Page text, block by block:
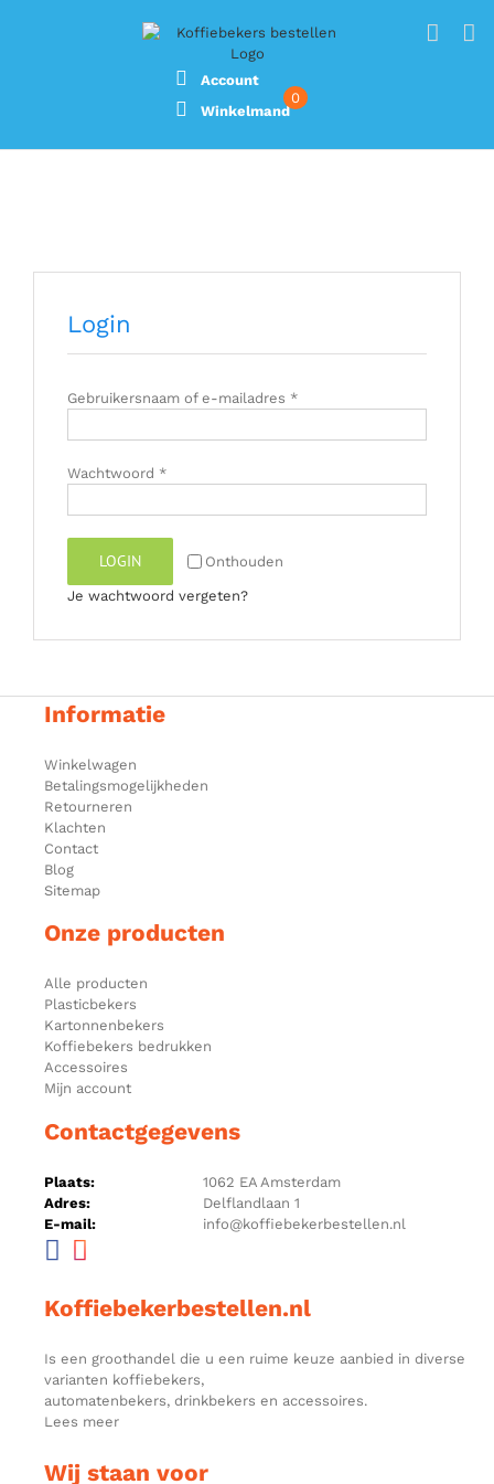
Account
Winkelmand
0
Login
Gebruikersnaam of e-mailadres *Vereist
Wachtwoord *Vereist
Onthouden
LOGIN
Je wachtwoord vergeten?
Informatie
Winkelwagen
Betalingsmogelijkheden
Retourneren
Klachten
Contact
Blog
Sitemap
Onze producten
Alle producten
Plasticbekers
Kartonnenbekers
Koffiebekers bedrukken
Accessoires
Mijn account
Contactgegevens
Plaats:
1062 EA Amsterdam
Adres:
Delflandlaan 1
E-mail:
info@koffiebekerbestellen.nl
Koffiebekerbestellen.nl
Is een groothandel die u een ruime keuze aanbied in diverse
varianten koffiebekers,
automatenbekers, drinkbekers en accessoires.
Lees meer
Wij staan voor